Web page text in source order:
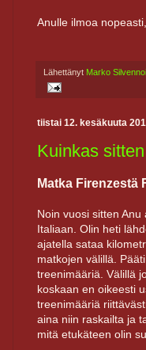
Anulle ilmoa
Lähettänyt Marko
tiistai 12. kesäkuuta
Kuinkas
Matka Firenzestä
Noin vuosi sitten
Italiaan. Olin heti
ajatella sataa
matkojen välillä.
treenimääriä. Välillä
koskaan en oikeesti
treenimääriä
aina niin raskailta ja
mitä etukäteen olin